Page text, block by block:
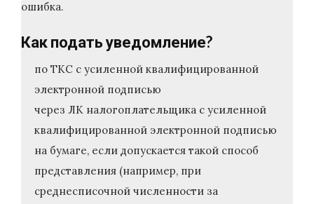
ошибка.
Как подать уведомление?
по ТКС с усиленной квалифицированной
электронной подписью
через ЛК налогоплательщика с усиленной
квалифицированной электронной подписью
на бумаге, если допускается такой способ
представления (например, при
среднесписочной численности за